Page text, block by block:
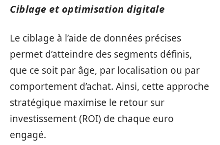
Ciblage et optimisation digitale
Le ciblage à l’aide de données précises
permet d’atteindre des segments définis,
que ce soit par âge, par localisation ou par
comportement d’achat. Ainsi, cette approche
stratégique maximise le retour sur
investissement (ROI) de chaque euro
engagé.